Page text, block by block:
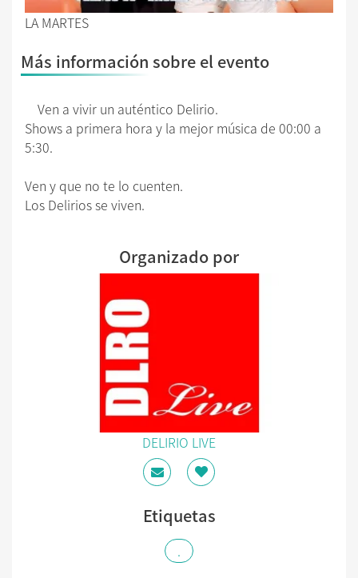
LA MARTES
Más información sobre el evento
Ven a vivir un auténtico Delirio.
Shows a primera hora y la mejor música de 00:00 a
5:30.
Ven y que no te lo cuenten.
Los Delirios se viven.
Organizado por
DELIRIO LIVE
Etiquetas
.